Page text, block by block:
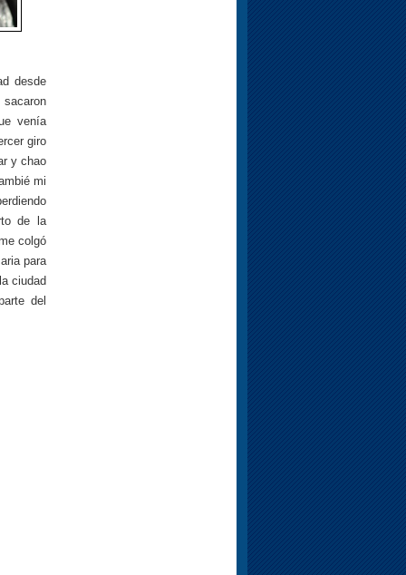
desde
sacaron
venía
giro
y chao
mi
de la
colgó
para
ciudad
del